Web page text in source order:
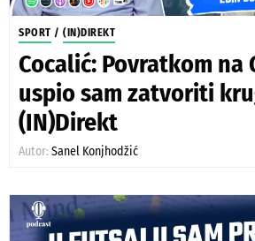
SPORT / (IN)DIREKT
Cocalić: Povratkom na
uspio sam zatvoriti
(IN)Direkt
Autor: Sanel Konjhodžić